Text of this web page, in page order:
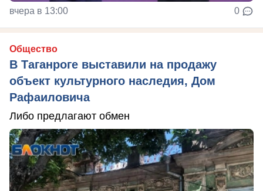
вчера в 13:00 0
Общество
В Таганроге выставили на продажу
объект культурного наследия, Дом
Рафаиловича
Либо предлагают обмен